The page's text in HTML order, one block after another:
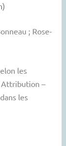
; Rose-
les
Attribution –
les